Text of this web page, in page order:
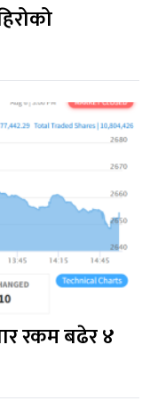
रकम बढेर ४